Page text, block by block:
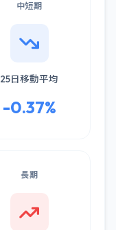
中短期
25日移動平均
-0.37%
長期